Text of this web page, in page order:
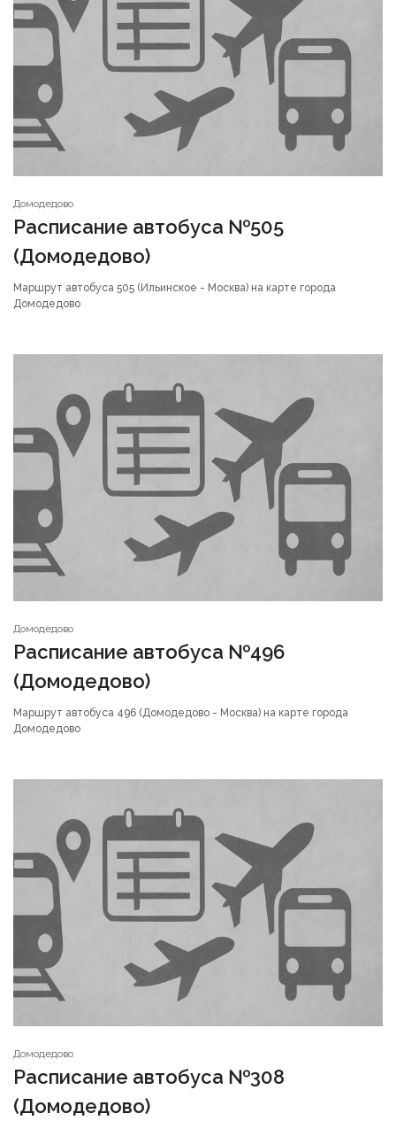
Домодедово
Расписание автобуса №505
(Домодедово)
Маршрут автобуса 505 (Ильинское - Москва) на карте города
Домодедово
Домодедово
Расписание автобуса №496
(Домодедово)
Маршрут автобуса 496 (Домодедово - Москва) на карте города
Домодедово
Домодедово
Расписание автобуса №308
(Домодедово)